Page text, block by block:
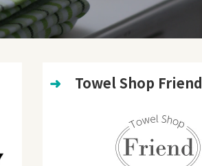
➜ Towel Shop Friend